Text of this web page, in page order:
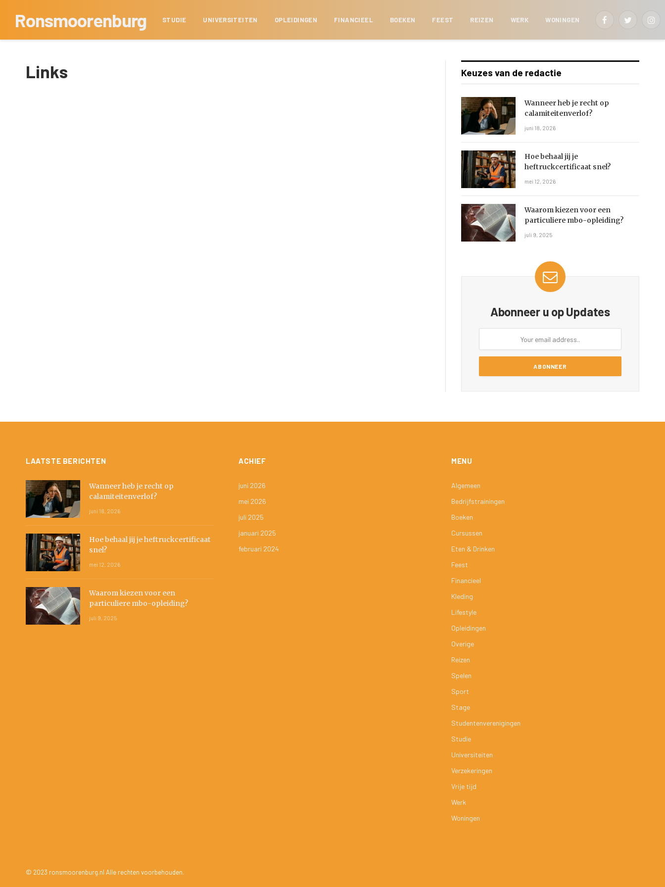
Ronsmoorenburg STUDIE UNIVERSITEITEN OPLEIDINGEN FINANCIEEL BOEKEN FEEST REIZEN WERK WONINGEN
FacebookTwitter
Links Keuzes van de redactie
Wanneer heb je recht op
calamiteitenverlof?
juni 18, 2026
Hoe behaal jij je
heftruckcertificaat snel?
mei 12, 2026
Waarom kiezen voor een
particuliere mbo-opleiding?
juli 9, 2025
Abonneer u op Updates
LAATSTE BERICHTEN
Wanneer heb je recht op
calamiteitenverlof?
juni 18, 2026
Hoe behaal jij je heftruckcertificaat
snel?
mei 12, 2026
Waarom kiezen voor een
particuliere mbo-opleiding?
juli 9, 2025
ACHIEF
juni 2026
mei 2026
juli 2025
januari 2025
februari 2024
MENU
Algemeen
Bedrijfstrainingen
Boeken
Cursussen
Eten & Drinken
Feest
Financieel
Kleding
Lifestyle
Opleidingen
Overige
Reizen
Spelen
Sport
Stage
Studentenverenigingen
Studie
Universiteiten
Verzekeringen
Vrije tijd
Werk
Woningen
© 2023 ronsmoorenburg.nl Alle rechten voorbehouden.